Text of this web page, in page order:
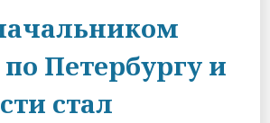
Петербургу и
стал